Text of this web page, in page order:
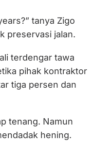
tanya Zigo
preservasi jalan.
terdengar tawa
pihak kontraktor
tiga persen dan
tenang. Namun
hening.